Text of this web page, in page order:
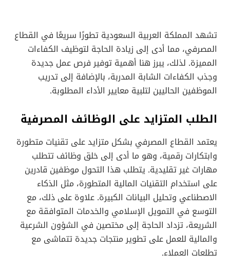
تشهد المملكة العربية السعودية تطورًا سريعًا في القطاع
المصرفي، مما أدى إلى زيادة الحاجة لتوظيف الكفاءات
المميزة. لذلك، يبرز هنا أهمية توفير فرص عمل جديدة
وجذب الكفاءات الشابة المدربة، بالإضافة إلى تدريب
الموظفين الحاليين لتلبية معايير الأداء المطلوبة.
الطلب المتزايد على الوظائف المصرفية
يعتمد القطاع المصرفي بشكل متزايد على تقنيات متطورة
وابتكارات رقمية، وهو ما أدى إلى خلق وظائف تتطلب
مهارات غير تقليدية. يتطلب هذا التحول موظفين قادرين
على استخدام التقنيات المالية المتطورة، مثل الذكاء
الاصطناعي وتحليل البيانات الكبيرة. علاوة على ذلك، مع
التوسع في التمويل الإسلامي والخدمات المتوافقة مع
الشريعة، تزداد الحاجة إلى مختصين في الشؤون الشرعية
والمالية للعمل على تطوير منتجات جديدة تتماشى مع
تطلعات العملاء.